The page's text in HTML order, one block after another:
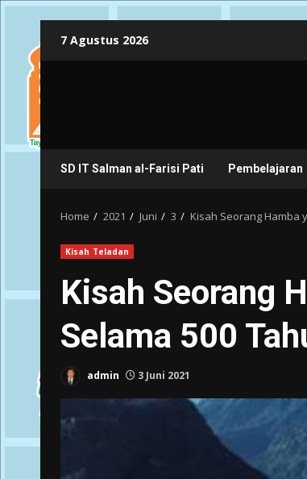
to
content
7 Agustus 2026
SD IT Salman al-Farisi Pati Pembelajaran
Home 2021 Juni 3 Kisah Seorang Hamba
Kisah Teladan
Kisah Seorang
Selama 500
admin 3 Juni 2021